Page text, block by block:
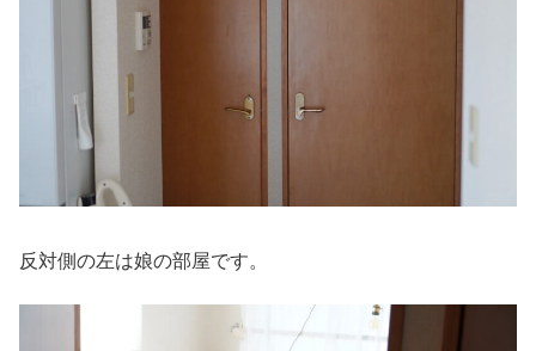
反対側の左は娘の部屋です。